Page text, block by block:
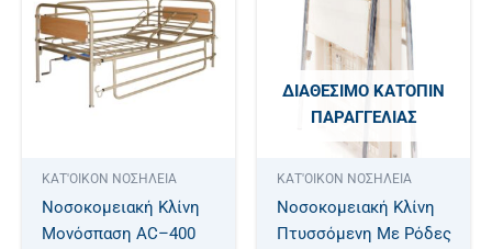
ΚΑΤ'ΟΙΚΟΝ ΝΟΣΗΛΕΙΑ
Νοσοκομειακή Κλίνη
Μονόσπαση AC–400
ΔΙΑΘΈΣΙΜΟ ΚΑΤΌΠΙΝ
ΠΑΡΑΓΓΕΛΊΑΣ
ΚΑΤ'ΟΙΚΟΝ ΝΟΣΗΛΕΙΑ
Νοσοκομειακή Κλίνη
Πτυσσόμενη Με Ρόδες